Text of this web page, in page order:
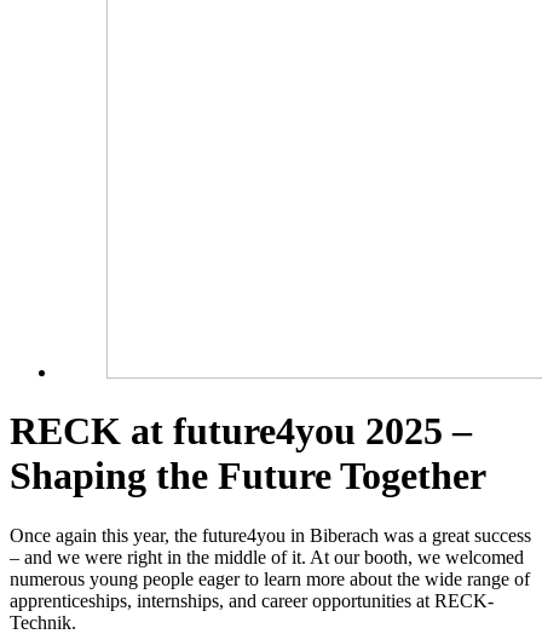
RECK at future4you 2025 –
Shaping the Future Together
Once again this year, the future4you in Biberach was a great success
– and we were right in the middle of it. At our booth, we welcomed
numerous young people eager to learn more about the wide range of
apprenticeships, internships, and career opportunities at RECK-
Technik.